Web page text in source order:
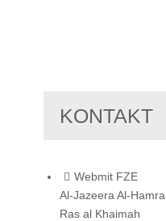
KONTAKT
Webmit FZE
Al-Jazeera Al-Hamra
Ras al Khaimah